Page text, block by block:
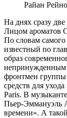
Райан
На днях сразу
Лицом ароматов
По словам
известный по
образ
непринужденным
фронтмен
средств для
Paris. В
Пьер-Эммануэль
времени». А